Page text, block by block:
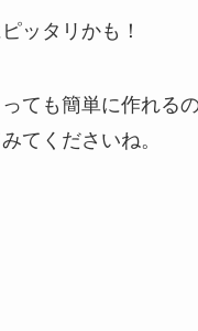
ッタリかも！
ても簡単に作れる
てくださいね。